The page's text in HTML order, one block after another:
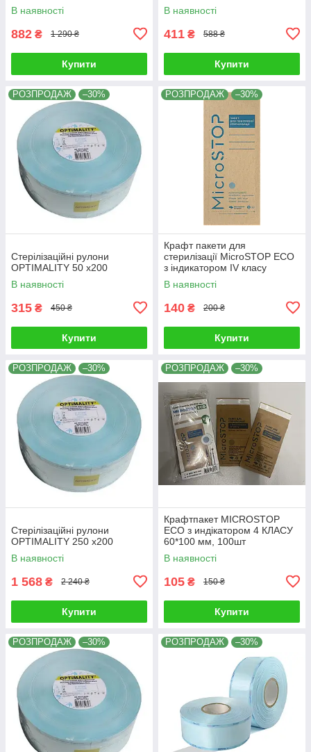
В наявності
882 ₴ 1 290 ₴
Купити
В наявності
411 ₴ 588 ₴
Купити
РОЗПРОДАЖ –30%
Стерілізаційні рулони
OPTIMALITY 50 x200
В наявності
315 ₴ 450 ₴
Купити
РОЗПРОДАЖ –30%
Крафт пакети для
стерилізації MicroSTOP ЕСО
з індикатором IV класу
100х200мм, 100 шт
В наявності
140 ₴ 200 ₴
Купити
РОЗПРОДАЖ –30%
Стерілізаційні рулони
OPTIMALITY 250 x200
В наявності
1 568 ₴ 2 240 ₴
Купити
РОЗПРОДАЖ –30%
Крафтпакет MICROSTOP
ЕСО з индікатором 4 КЛАСУ
60*100 мм, 100шт
В наявності
105 ₴ 150 ₴
Купити
РОЗПРОДАЖ –30% РОЗПРОДАЖ –30%